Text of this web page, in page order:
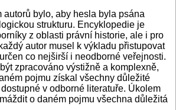
autorů bylo, aby hesla byla psána
strukturu. Encyklopedie je
z oblasti právní historie, ale i pro
autor musel k výkladu přistupovat
co nejširší i neodborné veřejnosti.
zpracováno výstižně a komplexně,
pojmu získal všechny důležité
v odborné literatuře. Úkolem
o daném pojmu všechna důležitá